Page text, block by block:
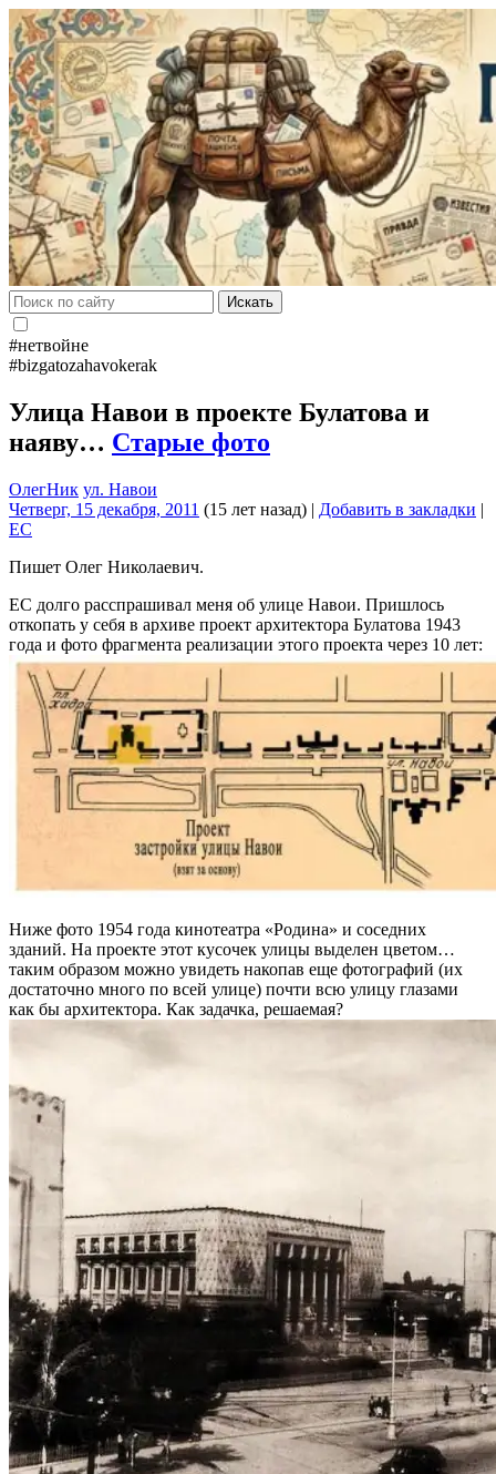
Искать
#нетвойне
#bizgatozahavokerak
Улица Навои в проекте Булатова и
наяву… Старые фото
ОлегНик ул. Навои
Четверг, 15 декабря, 2011 (15 лет назад) | Добавить в закладки |
EC
Пишет Олег Николаевич.
ЕС долго расспрашивал меня об улице Навои. Пришлось
откопать у себя в архиве проект архитектора Булатова 1943
года и фото фрагмента реализации этого проекта через 10 лет:
Ниже фото 1954 года кинотеатра «Родина» и соседних
зданий. На проекте этот кусочек улицы выделен цветом…
таким образом можно увидеть накопав еще фотографий (их
достаточно много по всей улице) почти всю улицу глазами
как бы архитектора. Как задачка, решаемая?